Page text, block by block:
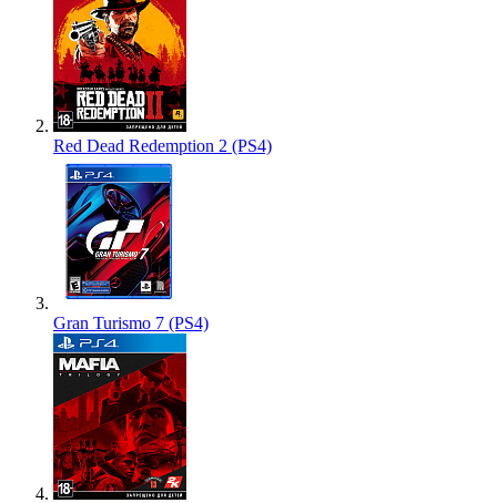
Red Dead Redemption 2 (PS4)
Gran Turismo 7 (PS4)